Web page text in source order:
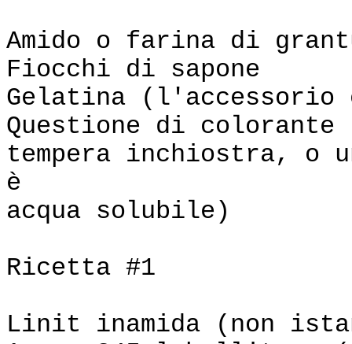
Amido o farina di
Fiocchi di sapone
Gelatina (l'accessorio
Questione di
tempera inchiostra, o
è
acqua solubile)
Ricetta #1
Linit inamida (non